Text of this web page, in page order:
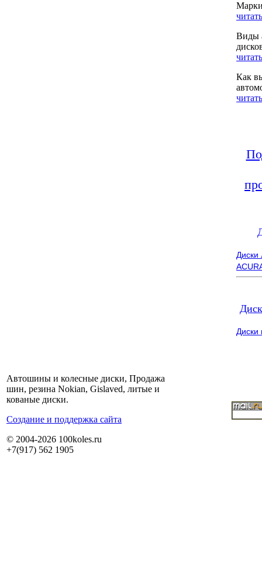
Виды
Как
Диски
Автошины и колесные диски, Продажа
шин, резина Nokian, Gislaved, литые и
кованые диски.
Cоздание и поддержка сайта
© 2004-2026 100koles.ru
+7(917) 562 1905